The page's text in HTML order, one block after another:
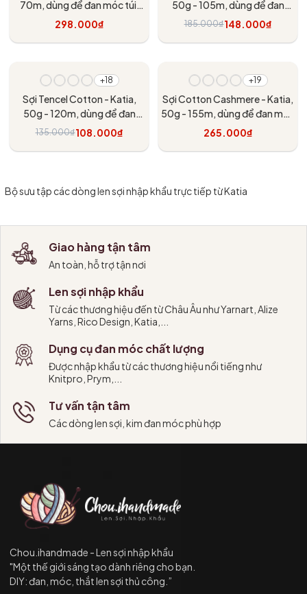
70m, dùng để đan móc túi,
giỏ, vỏ gối, ví
298.000₫
50g - 105m, dùng để đan
móc áo, khăn
185.000₫148.000₫
- 20%
+18
Sợi Tencel Cotton - Katia,
50g - 120m, dùng để đan
móc áo, khăn
135.000₫108.000₫
+19
Sợi Cotton Cashmere - Katia,
50g - 155m, dùng để đan móc
áo, khăn, nón
265.000₫
Bộ sưu tập các dòng len sợi nhập khẩu trực tiếp từ Katia
Giao hàng tận tâm
An toàn, hỗ trợ tận nơi
Len sợi nhập khẩu
Từ các thương hiệu đến từ Châu Âu như Yarnart, Alize
Yarns, Rico Design, Katia,...
Dụng cụ đan móc chất lượng
Được nhập khẩu từ các thương hiệu nổi tiếng như
Knitpro, Prym,...
Tư vấn tận tâm
Các dòng len sợi, kim đan móc phù hợp
Chou.ihandmade - Len sợi nhập khẩu
"Một thế giới sáng tạo dành riêng cho bạn.
DIY: đan, móc, thắt len sợi thủ công.”